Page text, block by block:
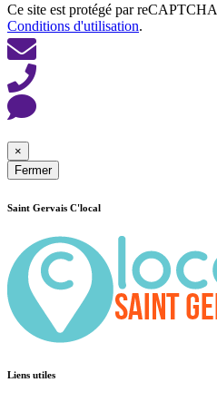
Ce site est protégé par reCAPTCHA
Conditions d'utilisation.
×
Fermer
Saint Gervais C'local
Liens utiles